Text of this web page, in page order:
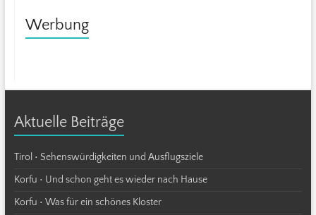
Werbung
Aktuelle Beiträge
Tirol • Sehenswürdigkeiten und Ausflugsziele
Korfu • Und schon geht es wieder nach Hause
Korfu • Was für ein schönes Kloster